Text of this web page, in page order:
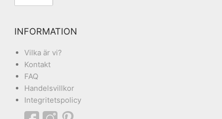
INFORMATION
Vilka är vi?
Kontakt
FAQ
Handelsvillkor
Integritetspolicy